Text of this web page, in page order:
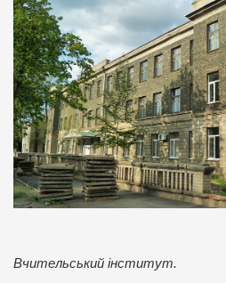
Вчительський інститут.